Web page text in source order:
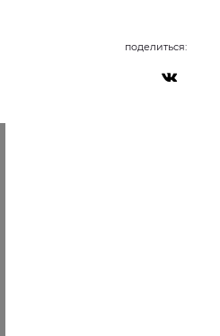
поделиться: